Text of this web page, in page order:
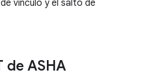
vínculo y el salto de
de ASHA